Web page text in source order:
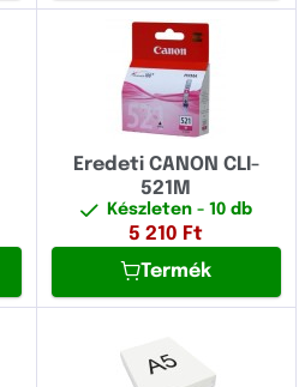
Eredeti CANON CLI-
521M
Készleten - 10 db
5 210 Ft
Termék